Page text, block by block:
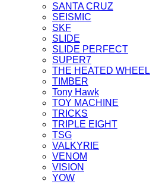
SANTA CRUZ
SEISMIC
SKF
SLIDE
SLIDE PERFECT
SUPER7
THE HEATED WHEEL
TIMBER
Tony Hawk
TOY MACHINE
TRICKS
TRIPLE EIGHT
TSG
VALKYRIE
VENOM
VISION
YOW